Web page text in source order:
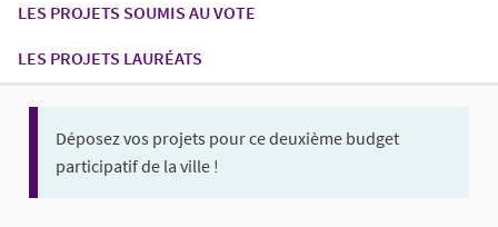
LES PROJETS SOUMIS AU VOTE
LES PROJETS LAURÉATS
Déposez vos projets pour ce deuxième budget
participatif de la ville !